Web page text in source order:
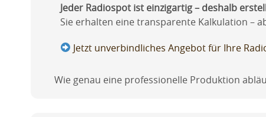
Jeder Radiospot ist einzigartig – deshalb
Sie erhalten eine transparente Kalkulation –
Jetzt unverbindliches Angebot für Ihre
Wie genau eine professionelle Produktion